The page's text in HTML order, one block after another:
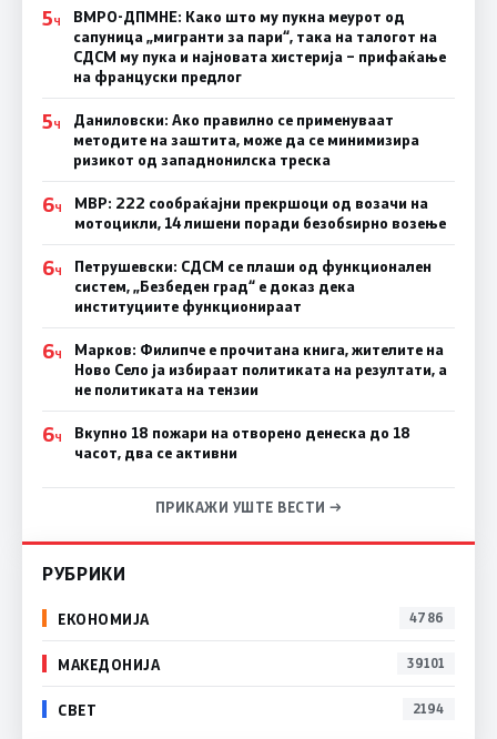
5Ч
ВМРО-ДПМНЕ: Како што му пукна меурот од
сапуница „мигранти за пари“, така на талогот на
СДСМ му пука и најновата хистерија – прифаќање
на француски предлог
5Ч
Даниловски: Ако правилно се применуваат
методите на заштита, може да се минимизира
ризикот од западнонилска треска
6Ч
МВР: 222 сообраќајни прекршоци од возачи на
мотоцикли, 14 лишени поради безобѕирно возење
6Ч
Петрушевски: СДСМ се плаши од функционален
систем, „Безбеден град“ е доказ дека
институциите функционираат
6Ч
Марков: Филипче е прочитана книга, жителите на
Ново Село ја избираат политиката на резултати, а
не политиката на тензии
6Ч
Вкупно 18 пожари на отворено денеска до 18
часот, два се активни
ПРИКАЖИ УШТЕ ВЕСТИ →
РУБРИКИ
ЕКОНОМИЈА 4786
МАКЕДОНИЈА 39101
СВЕТ 2194